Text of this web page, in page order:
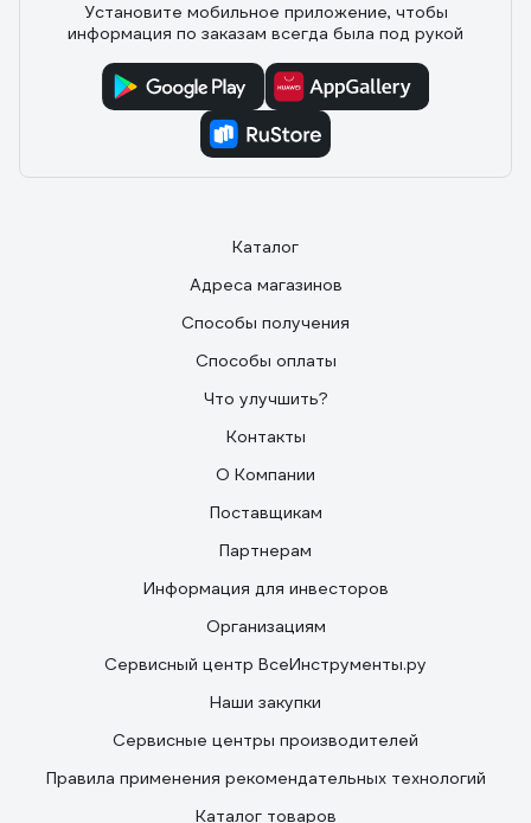
Установите мобильное приложение, чтобы
информация по заказам всегда была под рукой
Каталог
Адреса магазинов
Способы получения
Способы оплаты
Что улучшить?
Контакты
О Компании
Поставщикам
Партнерам
Информация для инвесторов
Организациям
Сервисный центр ВсеИнструменты.ру
Наши закупки
Сервисные центры производителей
Правила применения рекомендательных технологий
Каталог товаров